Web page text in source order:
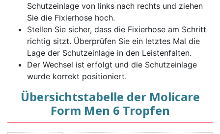
Schutzeinlage von links nach rechts und ziehen
Sie die Fixierhose hoch.
Stellen Sie sicher, dass die Fixierhose am Schritt
richtig sitzt. Überprüfen Sie ein letztes Mal die
Lage der Schutzeinlage in den Leistenfalten.
Der Wechsel ist erfolgt und die Schutzeinlage
wurde korrekt positioniert.
Übersichtstabelle der Molicare
Form Men 6 Tropfen